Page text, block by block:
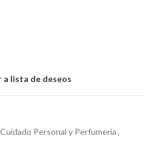
a lista de deseos
Cuidado Personal y Perfumería,